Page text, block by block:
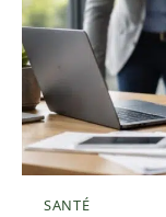
SANTÉ